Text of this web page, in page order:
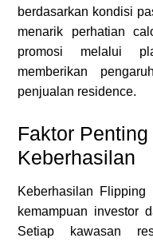
berdasarkan kondisi
menarik perhatian
promosi melalui
memberikan
penjualan residence.
Faktor
Keberhasilan
Keberhasilan
kemampuan investor
Setiap kawasan